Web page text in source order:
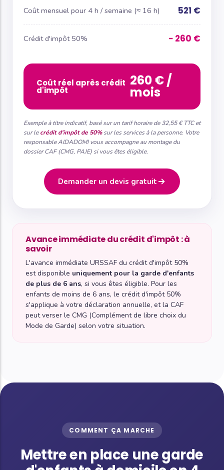
Coût mensuel pour 4 h / semaine (≈ 16 h) 521 €
Crédit d'impôt 50% − 260 €
Coût réel après crédit
d'impôt
260 € /
mois
Exemple à titre indicatif, basé sur un tarif horaire de 32,55 € TTC et
sur lecrédit d'impôt de 50%sur les services à la personne. Votre
responsable AIDADOMI vous accompagne au montage du
dossier CAF (CMG, PAJE) si vous êtes éligible.
Demander un devis gratuit
Avance immédiate du crédit d'impôt : à
savoir
L'avance immédiate URSSAF du crédit d'impôt 50%
est disponible uniquement pour la garde d'enfants
de plus de 6 ans, si vous êtes éligible. Pour les
enfants de moins de 6 ans, le crédit d'impôt 50%
s'applique à votre déclaration annuelle, et la CAF
peut verser le CMG (Complément de libre choix du
Mode de Garde) selon votre situation.
COMMENT ÇA MARCHE
Mettre en place une garde